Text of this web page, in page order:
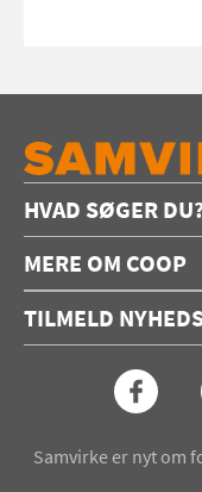
HVAD SØGER
Forside
Opskrifter
Konkurrencer
MERE OM COOP
Annoncering
Coop medlem
TILMELD
Samvirke er nyt om